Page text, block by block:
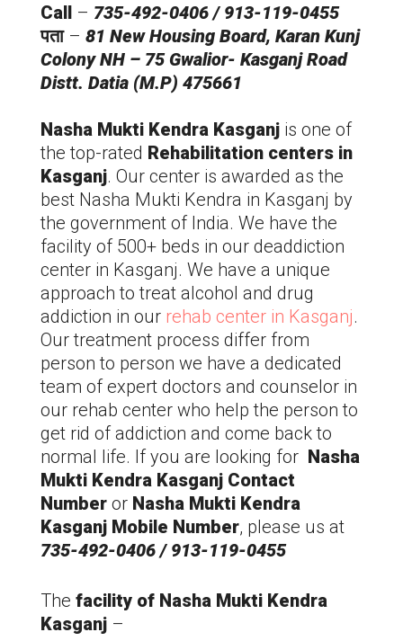
Call – 735-492-0406 / 913-119-0455
पता– 81 New Housing Board, Karan Kunj
Colony NH – 75 Gwalior- KasganjRoad
Distt. Datia (M.P) 475661
Nasha Mukti Kendra Kasganj is one of
the top-rated Rehabilitation centers in
Kasganj. Our center is awarded as the
best Nasha Mukti Kendra in Kasganj by
the government of India. We have the
facility of 500+ beds in our deaddiction
center in Kasganj. We have a unique
approach to treat alcohol and drug
addiction in our rehab center in Kasganj.
Our treatment process differ from
person to person we have a dedicated
team of expert doctors and counselor in
our rehab center who help the person to
get rid of addiction and come back to
normal life. If you are looking for Nasha
Mukti Kendra Kasganj Contact
Number or Nasha Mukti Kendra
Kasganj Mobile Number, please us at
735-492-0406 / 913-119-0455
The facility of Nasha Mukti Kendra
Kasganj –